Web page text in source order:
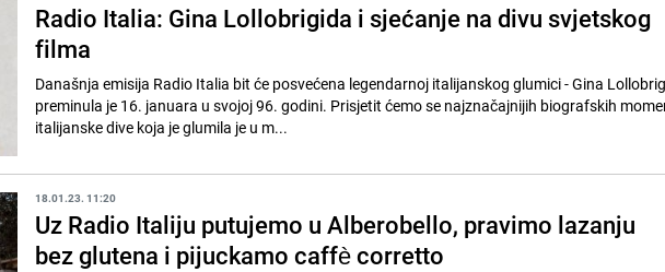
Radio Italia: Gina Lollobrigida i sjećanje na divu svjetskog
filma
Današnja emisija Radio Italia bit će posvećena legendarnoj italijanskog glumici - Gina
preminula je 16. januara u svojoj 96. godini. Prisjetit ćemo se najznačajnijih biografskih
italijanske dive koja je glumila je u m...
18.01.23. 11:20
Uz Radio Italiju putujemo u Alberobello, pravimo lazanju
bez glutena i pijuckamo caffè corretto